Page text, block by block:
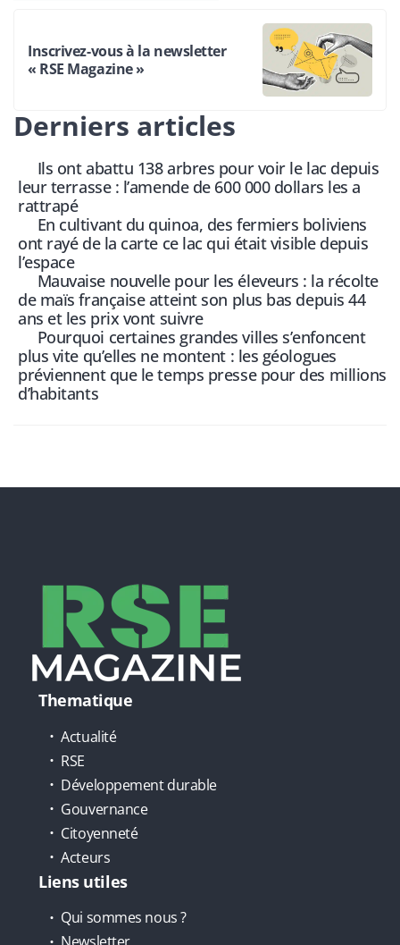
Inscrivez-vous à la newsletter
« RSE Magazine »
Derniers articles
Ils ont abattu 138 arbres pour voir le lac depuis
leur terrasse : l’amende de 600 000 dollars les a
rattrapé
En cultivant du quinoa, des fermiers boliviens
ont rayé de la carte ce lac qui était visible depuis
l’espace
Mauvaise nouvelle pour les éleveurs : la récolte
de maïs française atteint son plus bas depuis 44
ans et les prix vont suivre
Pourquoi certaines grandes villes s’enfoncent
plus vite qu’elles ne montent : les géologues
préviennent que le temps presse pour des millions
d’habitants
Thematique
Actualité
RSE
Développement durable
Gouvernance
Citoyenneté
Acteurs
Liens utiles
Qui sommes nous ?